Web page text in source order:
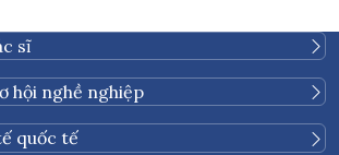
sĩ
hội nghề nghiệp
quốc tế